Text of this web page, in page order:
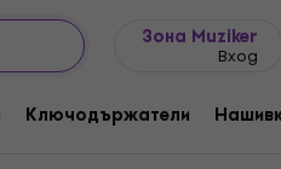
Зона Muziker
Вход
Ключодържатели